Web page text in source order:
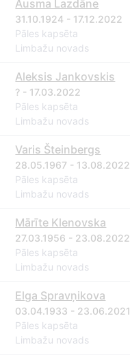
Ausma Lazdāne
31.10.1924 - 17.12.2022
Pāles kapsēta
Limbažu novads
Aleksis Jankovskis
? - 17.03.2022
Pāles kapsēta
Limbažu novads
Varis Šteinbergs
28.05.1967 - 13.08.2022
Pāles kapsēta
Limbažu novads
Mārīte Klenovska
27.03.1956 - 23.08.2022
Pāles kapsēta
Limbažu novads
Elga Spravņikova
03.04.1933 - 23.06.2021
Pāles kapsēta
Limbažu novads